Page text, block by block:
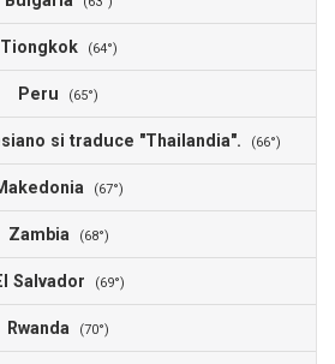
Tiongkok (64°)
Peru (65°)
si traduce "Thailandia". (66°)
(67°)
Zambia (68°)
Salvador (69°)
Rwanda (70°)